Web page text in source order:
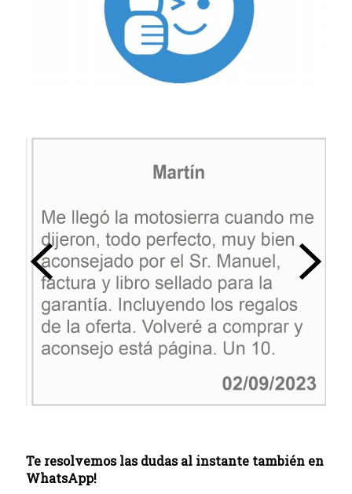
Te resolvemos las dudas al instante también en
WhatsApp!